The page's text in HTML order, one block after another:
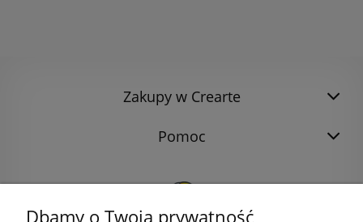
Zakupy w Crearte
Pomoc
Dbamy o Twoją prywatność